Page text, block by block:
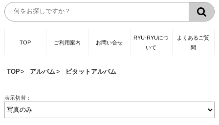
TOP ご利用案内 お問い合せ
RYU-RYUにつ
いて
よくあるご質
問
TOP アルバム ピタットアルバム
表示切替：